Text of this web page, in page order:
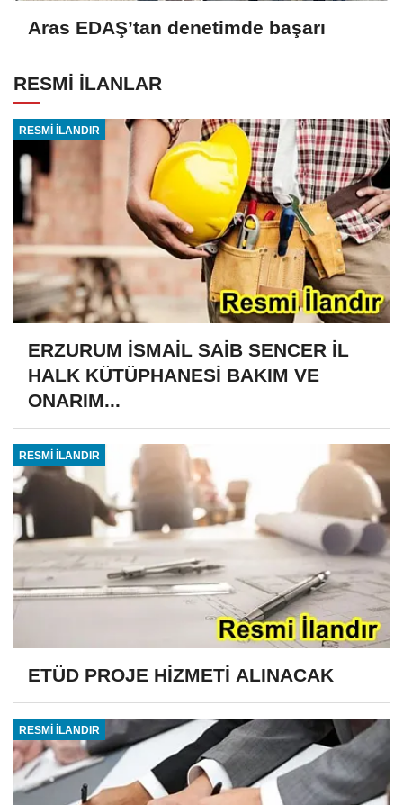
Aras EDAŞ’tan denetimde başarı
RESMİ İLANLAR
RESMİ İLANDIR
ERZURUM İSMAİL SAİB SENCER İL
HALK KÜTÜPHANESİ BAKIM VE
ONARIM...
RESMİ İLANDIR
ETÜD PROJE HİZMETİ ALINACAK
RESMİ İLANDIR